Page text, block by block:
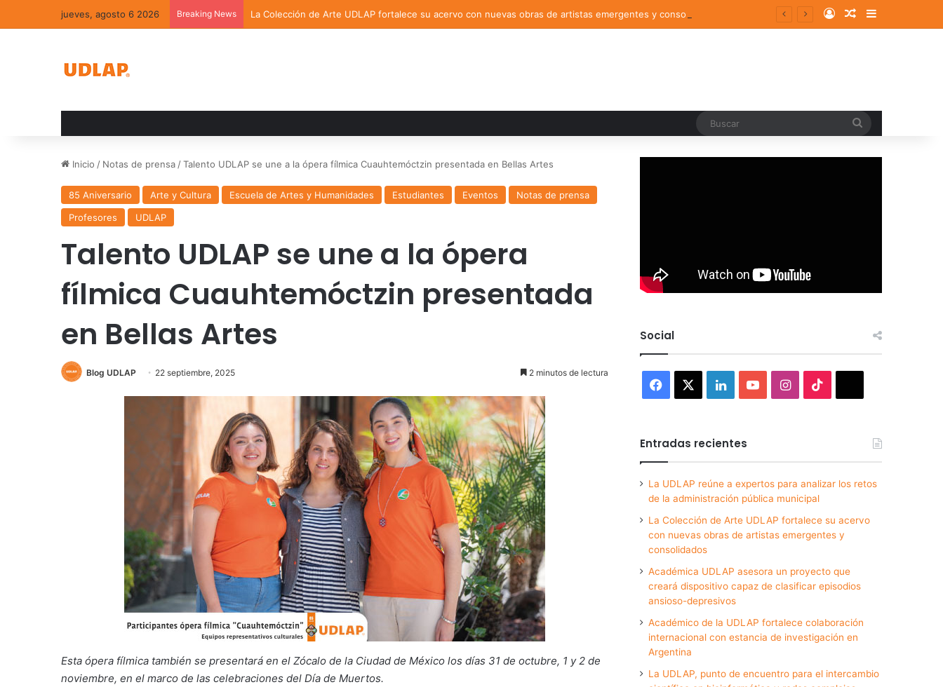
jueves, agosto 6 2026 Breaking News La Colección de Arte UDLAP fortalece su acervo con nuevas obras de artistas emergentes y consolidados Log InRandom Article
Sidebar
Inicio / Notas de prensa /Talento UDLAP se une a la ópera fílmica Cuauhtemóctzin presentada en Bellas Artes
85 Aniversario Arte y Cultura Escuela de Artes y Humanidades Estudiantes Eventos
Notas de prensa
Profesores
UDLAP
Talento UDLAP se une a la ópera
fílmica Cuauhtemóctzin presentada
en Bellas Artes
Blog UDLAP 22 septiembre, 2025 2 minutos de lectura
Esta ópera fílmica también se presentará en el Zócalo de la Ciudad de México los días 31 de octubre, 1 y 2 de
noviembre, en el marco de las celebraciones del Día de Muertos.
Social
Facebook LinkedInYouTubeInstagram
Entradas recientes
La UDLAP reúne a expertos para analizar los retos
de la administración pública municipal
La Colección de Arte UDLAP fortalece su acervo
con nuevas obras de artistas emergentes y
consolidados
Académica UDLAP asesora un proyecto que
creará dispositivo capaz de clasificar episodios
ansioso-depresivos
Académico de la UDLAP fortalece colaboración
internacional con estancia de investigación en
Argentina
La UDLAP, punto de encuentro para el intercambio